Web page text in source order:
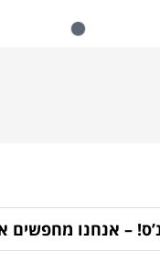
– אנחנו מחפשים